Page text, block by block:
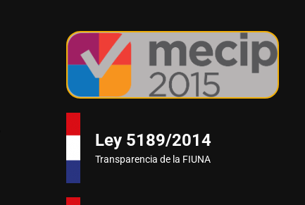
Ley 5189/2014
Transparencia de la FIUNA